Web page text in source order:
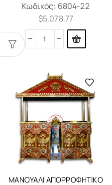
Κωδικός: 6804-22
$5,078.77
ΜΑΝΟΥΆΛΙ ΑΠΟΡΡΟΦΗΤΙΚΌ